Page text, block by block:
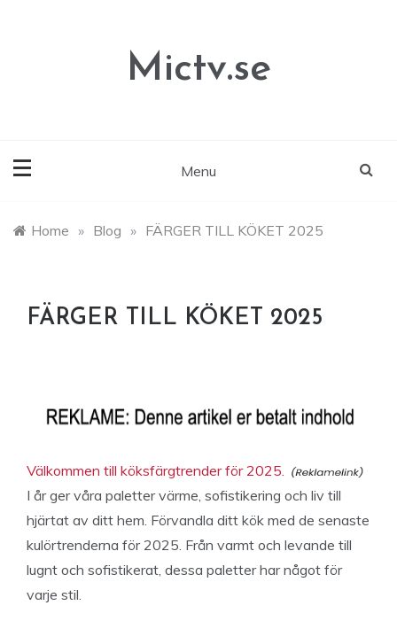
Mictv.se
Menu
Home » Blog » FÄRGER TILL KÖKET 2025
FÄRGER TILL KÖKET 2025
Välkommen till köksfärgtrender för 2025.
I år ger våra paletter värme, sofistikering och liv till
hjärtat av ditt hem. Förvandla ditt kök med de senaste
kulörtrenderna för 2025. Från varmt och levande till
lugnt och sofistikerat, dessa paletter har något för
varje stil.